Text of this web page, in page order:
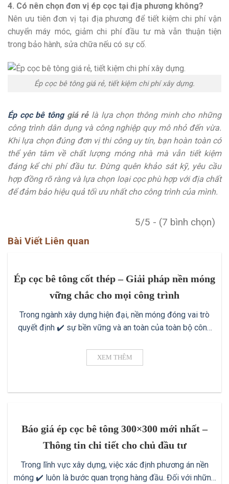
4. Có nên chọn đơn vị ép cọc tại địa phương không?
Nên ưu tiên đơn vị tại địa phương để tiết kiệm chi phí vận
chuyển máy móc, giảm chi phí đầu tư mà vẫn thuận tiện
trong bảo hành, sửa chữa nếu có sự cố.
Ép cọc bê tông giá rẻ, tiết kiệm chi phí xây dựng.
Ép cọc bê tônggiá rẻlà lựa chọn thông minh cho những
công trình dân dụng và công nghiệp quy mô nhỏ đến vừa.
Khi lựa chọn đúng đơn vị thi công uy tín, bạn hoàn toàn có
thể yên tâm về chất lượng móng nhà mà vẫn tiết kiệm
đáng kể chi phí đầu tư. Đừng quên khảo sát kỹ, yêu cầu
hợp đồng rõ ràng và lựa chọn loại cọc phù hợp với địa chất
để đảm bảo hiệu quả tối ưu nhất cho công trình của mình.
5/5 - (7 bình chọn)
Bài Viết Liên quan
Ép cọc bê tông cốt thép – Giải pháp nền móng
vững chắc cho mọi công trình
Trong ngành xây dựng hiện đại, nền móng đóng vai trò
quyết định ✔️ sự bền vững và an toàn của toàn bộ công
biến nhất để đảm bảo nền móng kiên cố ✔️ chính là ép
cọc bê tông cốt thép. Phương pháp này [...]
XEM THÊM
Báo giá ép cọc bê tông 300×300 mới nhất –
Thông tin chi tiết cho chủ đầu tư
Trong lĩnh vực xây dựng, việc xác định phương án nền
móng ✔️ luôn là bước quan trọng hàng đầu. Đối với những